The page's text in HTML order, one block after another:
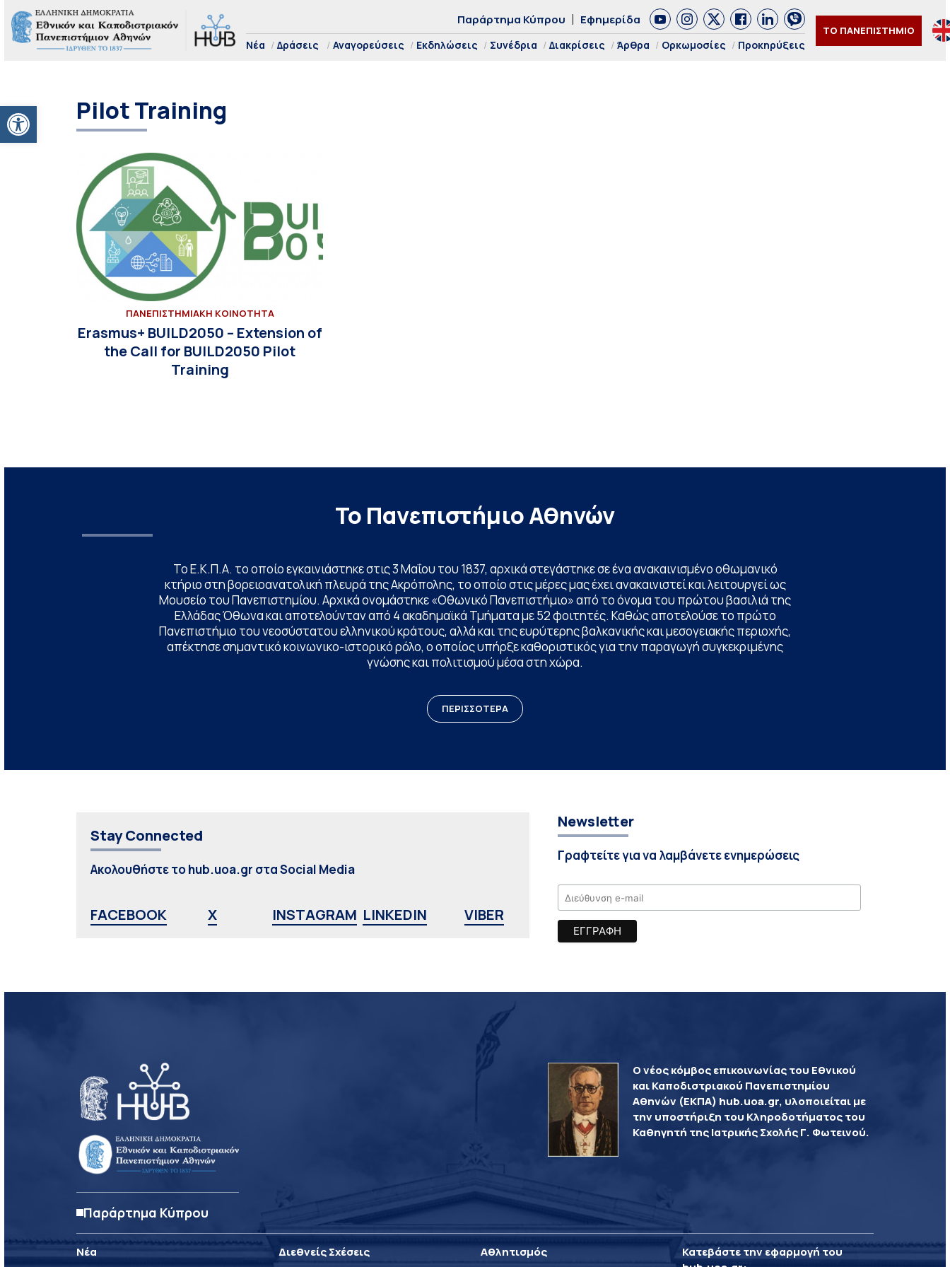
Ανοίξτε τη γραμμή εργαλείων
Παράρτημα Κύπρου Εφημερίδα
Νέα Δράσεις Αναγορεύσεις Εκδηλώσεις Συνέδρια Διακρίσεις Άρθρα Ορκωμοσίες Προκηρύξεις
ΤΟ ΠΑΝΕΠΙΣΤΗΜΙΟ
Pilot Training
ΠΑΝΕΠΙΣΤΗΜΙΑΚΗ ΚΟΙΝΟΤΗΤΑ
Erasmus+ BUILD2050 – Extension of
the Call for BUILD2050 Pilot
Training
Το Πανεπιστήμιο Αθηνών
Το Ε.Κ.Π.Α. το οποίο εγκαινιάστηκε στις 3 Μαΐου του 1837, αρχικά στεγάστηκε σε ένα ανακαινισμένο οθωμανικό
κτήριο στη βορειοανατολική πλευρά της Ακρόπολης, το οποίο στις μέρες μας έχει ανακαινιστεί και λειτουργεί ως
Μουσείο του Πανεπιστημίου. Αρχικά ονομάστηκε «Οθωνικό Πανεπιστήμιο» από το όνομα του πρώτου βασιλιά της
Ελλάδας Όθωνα και αποτελούνταν από 4 ακαδημαϊκά Τμήματα με 52 φοιτητές. Καθώς αποτελούσε το πρώτο
Πανεπιστήμιο του νεοσύστατου ελληνικού κράτους, αλλά και της ευρύτερης βαλκανικής και μεσογειακής περιοχής,
απέκτησε σημαντικό κοινωνικο-ιστορικό ρόλο, ο οποίος υπήρξε καθοριστικός για την παραγωγή συγκεκριμένης
γνώσης και πολιτισμού μέσα στη χώρα.
ΠΕΡΙΣΣΟΤΕΡΑ
Stay Connected
Ακολουθήστε το hub.uoa.gr στα Social Media
FACEBOOK X INSTAGRAM LINKEDIN VIBER
Newsletter
Γραφτείτε για να λαμβάνετε ενημερώσεις
Παράρτημα Κύπρου
Ο νέος κόμβος επικοινωνίας του Εθνικού
και Καποδιστριακού Πανεπιστημίου
Αθηνών (ΕΚΠΑ) hub.uoa.gr, υλοποιείται με
την υποστήριξη του Κληροδοτήματος του
Καθηγητή της Ιατρικής Σχολής Γ. Φωτεινού.
Νέα Διεθνείς Σχέσεις Αθλητισμός
Κατεβάστε την εφαρμογή του